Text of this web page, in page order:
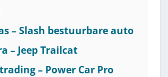
– Slash bestuurbare auto
– Jeep Trailcat
– Power Car Pro